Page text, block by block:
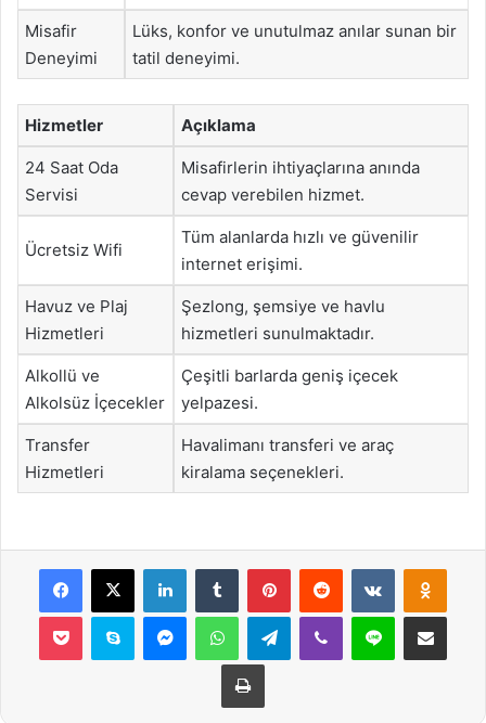
Misafir
Deneyimi
Lüks, konfor ve unutulmaz anılar sunan bir
tatil deneyimi.
Hizmetler Açıklama
24 Saat Oda
Servisi
Misafirlerin ihtiyaçlarına anında
cevap verebilen hizmet.
Ücretsiz Wifi
Tüm alanlarda hızlı ve güvenilir
internet erişimi.
Havuz ve Plaj
Hizmetleri
Şezlong, şemsiye ve havlu
hizmetleri sunulmaktadır.
Alkollü ve
Alkolsüz İçecekler
Çeşitli barlarda geniş içecek
yelpazesi.
Transfer
Hizmetleri
Havalimanı transferi ve araç
kiralama seçenekleri.
Facebook
X LinkedInTumblr PinterestReddit VKontakte
Pocket Skype MessengerWhatsAppTelegramViber Line E-Posta ile
Yazdır